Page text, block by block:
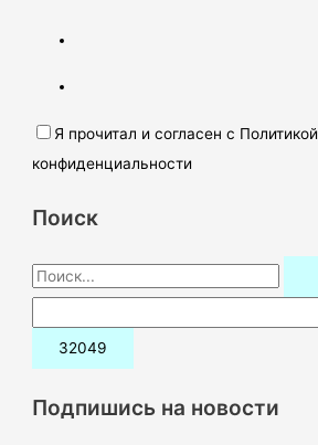
Я прочитал и согласен с Политикой
конфиденциальности
Поиск
П
о
и
:Подпишись на новости